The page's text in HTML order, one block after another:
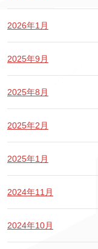
2026年1月
2025年9月
2025年8月
2025年2月
2025年1月
2024年11月
2024年10月